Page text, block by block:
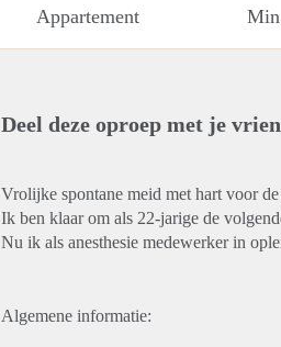
Appartement
Deel deze oproep met je
Vrolijke spontane meid met hart voor
Ik ben klaar om als 22-jarige de
Nu ik als anesthesie medewerker in
Algemene informatie: